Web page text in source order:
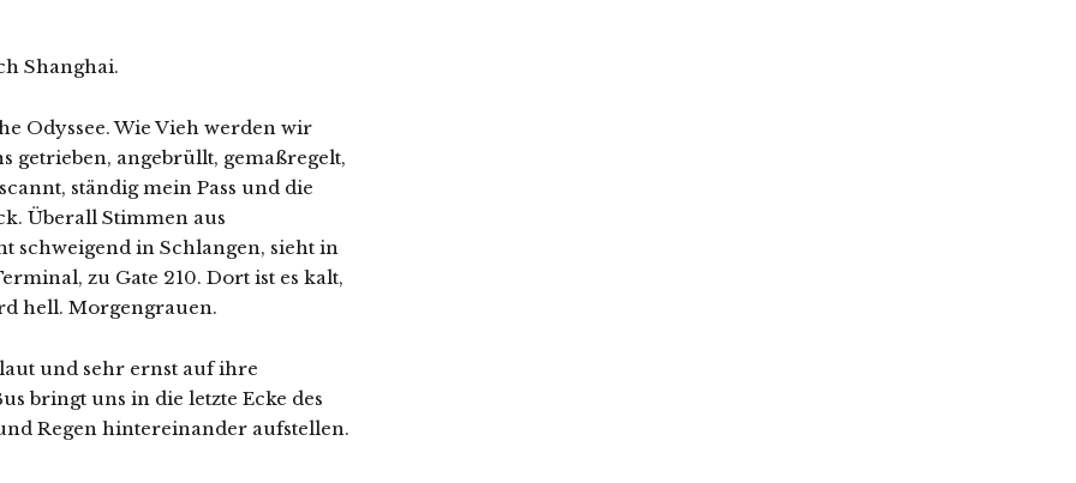
Shanghai.
Odyssee. Wie Vieh werden wir
getrieben, angebrüllt, gemaßregelt,
ständig mein Pass und die
Überall Stimmen aus
schweigend in Schlangen, sieht in
zu Gate 210. Dort ist es kalt,
hell. Morgengrauen.
und sehr ernst auf ihre
bringt uns in die letzte Ecke des
Regen hintereinander aufstellen.